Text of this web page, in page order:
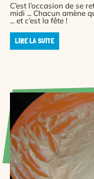
C’est l’occasion de se
midi ... Chacun amène
... et c’est la fête !
LIRE LA SUITE